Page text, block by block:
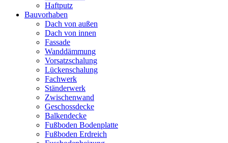
Haftputz
Bauvorhaben
Dach von außen
Dach von innen
Fassade
Wanddämmung
Vorsatzschalung
Lückenschalung
Fachwerk
Ständerwerk
Zwischenwand
Geschossdecke
Balkendecke
Fußboden Bodenplatte
Fußboden Erdreich